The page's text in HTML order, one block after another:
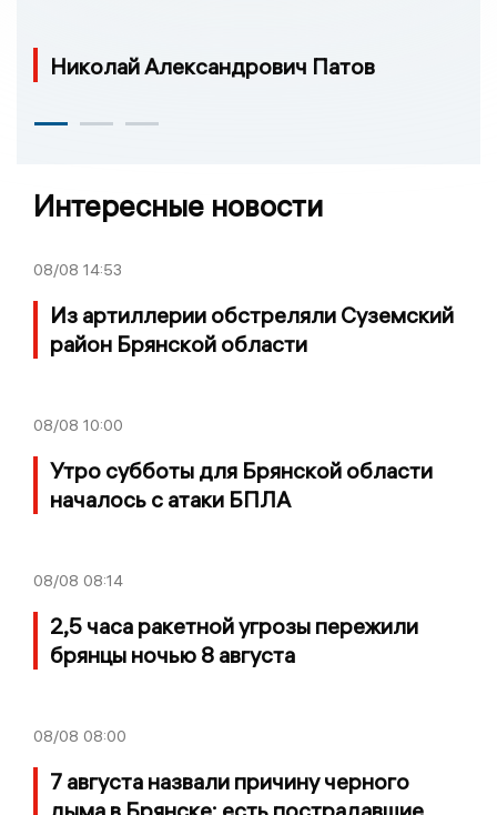
Николай Александрович Патов
Интересные новости
08/08 14:53
Из артиллерии обстреляли Суземский
район Брянской области
08/08 10:00
Утро субботы для Брянской области
началось с атаки БПЛА
08/08 08:14
2,5 часа ракетной угрозы пережили
брянцы ночью 8 августа
08/08 08:00
7 августа назвали причину черного